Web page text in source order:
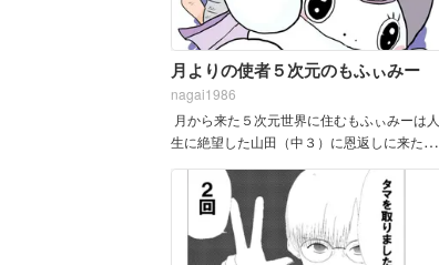
月よりの使者５次元のもふぃみー
nagai1986
月から来た５次元世界に住むもふぃみーは人
生に絶望した山田（中３）に恩返しに来た！